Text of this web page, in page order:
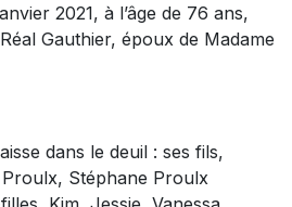
2021, à l’âge de 76 ans,
Gauthier, époux de Madame
dans le deuil : ses fils,
Stéphane Proulx